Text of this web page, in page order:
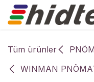
İçereği Atla
Tüm ürünler
WINMAN